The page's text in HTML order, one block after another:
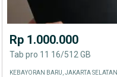
Rp 1.000.000
Tab pro 11 16/512 GB
KEBAYORAN BARU, JAKARTA SELATAN